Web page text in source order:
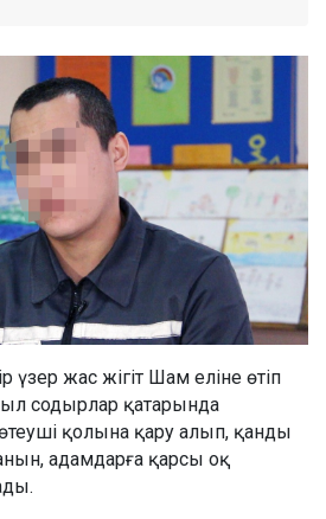
үзер жас жігіт Шам еліне өтіп
содырлар қатарында
қолына қару алып, қанды
адамдарға қарсы оқ